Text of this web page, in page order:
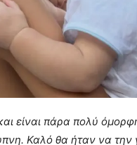
είναι πάρα πολύ
Καλό θα ήταν να την